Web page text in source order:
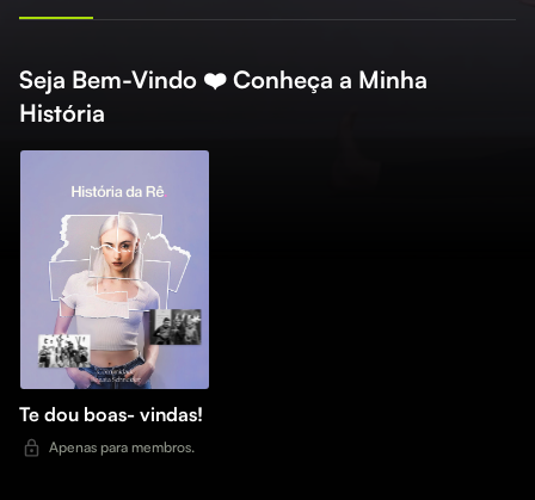
Seja Bem-Vindo ❤️ Conheça a Minha
História
Te dou boas- vindas!
Apenas para membros.